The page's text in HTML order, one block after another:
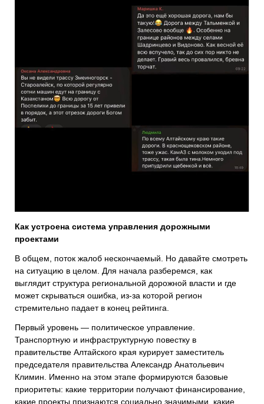
Как устроена система управления дорожными
проектами
В общем, поток жалоб нескончаемый. Но давайте смотреть
на ситуацию в целом. Для начала разберемся, как
выглядит структура региональной дорожной власти и где
может скрываться ошибка, из-за которой регион
стремительно падает в конец рейтинга.
Первый уровень — политическое управление.
Транспортную и инфраструктурную повестку в
правительстве Алтайского края курирует заместитель
председателя правительства Александр Анатольевич
Климин. Именно на этом этапе формируются базовые
приоритеты: какие территории получают финансирование,
какие проекты признаются социально значимыми, какие